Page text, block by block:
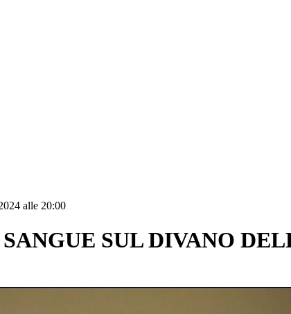
alle 20:00
SUL DIVANO